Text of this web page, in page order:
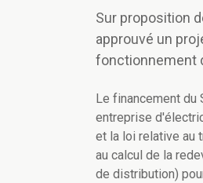
Sur proposition
approuvé un
fonctionnement
Le financement
entreprise
et la loi relative au
au calcul de la
de distribution)